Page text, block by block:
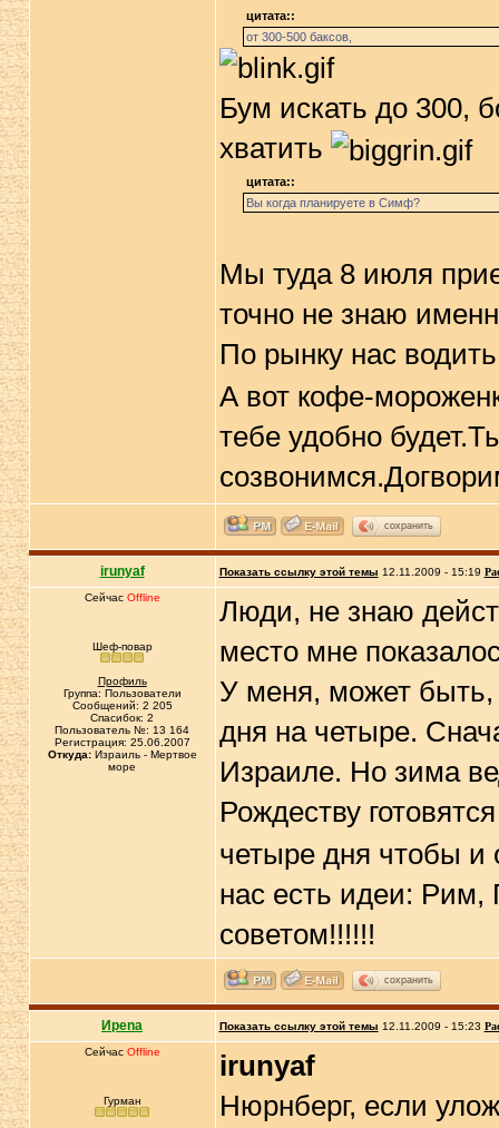
цитата::
от 300-500 баксов,
Бум искать до 300,
хватить
цитата::
Вы когда планируете в Симф?
Мы туда 8 июля
точно не знаю
По рынку нас
А вот кофе-
тебе удобно
сохранить
irunyaf Показать ссылку этой темы 12.11.2009 - 15:19
Сейчас Offline
Шеф-повар
Профиль
Группа: Пользователи
Сообщений: 2 205
Спасибок: 2
Пользователь №: 13 164
Регистрация: 25.06.2007
Откуда:Израиль - Мертвое
море
Люди, не знаю
место мне
У меня, может быть,
дня на четыре.
Израиле. Но зима
Рождеству
четыре дня чтобы и
нас есть идеи:
советом!!!!!!
сохранить
Иpena Показать ссылку этой темы 12.11.2009 - 15:23
Сейчас Offline
Гурман
irunyaf
Нюрнберг, если